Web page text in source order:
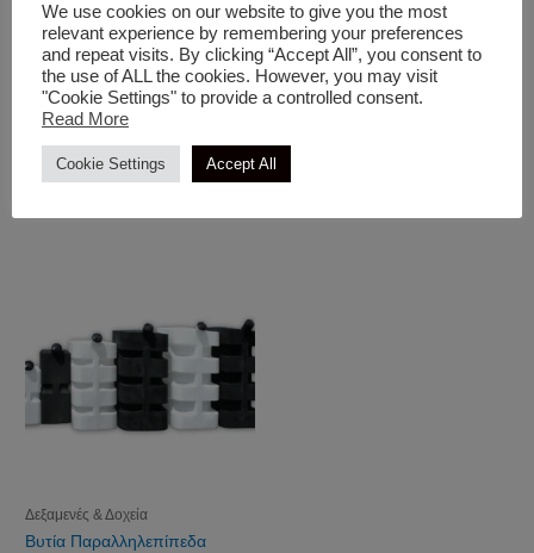
Δεξαμενές & Δοχεία
Δεξαμενές & Δοχεία
Βυτία Παραλληλεπίπεδα
We use cookies on our website to give you the most
relevant experience by remembering your preferences
and repeat visits. By clicking “Accept All”, you consent to
the use of ALL the cookies. However, you may visit
"Cookie Settings" to provide a controlled consent.
Read More
Cookie Settings Accept All